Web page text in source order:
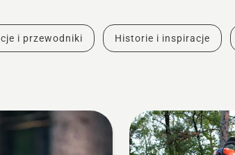
i przewodniki Historie i inspiracje